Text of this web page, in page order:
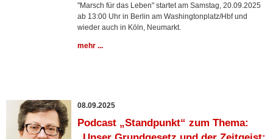
"Marsch für das Leben" startet am Samstag, 20.09.2025
ab 13:00 Uhr in Berlin am Washingtonplatz/Hbf und
wieder auch in Köln, Neumarkt.
mehr ...
08.09.2025
Podcast „Standpunkt“ zum Thema: